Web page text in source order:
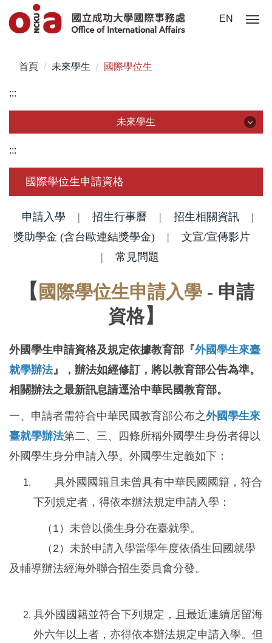
到
區
EN
首頁 未來學生 國際學位生
:::
未來學生
認識成大
僑港澳學位生
境外學生身份判定
雙聯學位生
短期交流
:::
國際學位生申請資格
申請入學 | 招生行事曆 | 招生相關資訊|
獎助學金 (含台歐連結獎學金)| 文宣/宣傳影片
| 常見問題
【 國際學位生申請入學- 申請
資格】
外國學生申請資格及規定依據教育部『外國學生來臺
就學辦法』，辦法如經修訂，將以教育部公告為準。
相關辦法之最新訊息請逕洽中華民國教育部。
一、申請者需符合中華民國教育部公布之外國學生來
臺就學辦法第二、三、四條所稱外國學生身份者得以
外國學生身分申請入學。外國學生定義如下：
具外國國籍且未曾具有中華民國國籍，符合
下列規定者，得依本辦法規定申請入學：
（1）未曾以僑生身分在臺就學。
（2）未於申請入學當學年度依僑生回國就學
及輔導辦法經海外聯合招生委員會分發。
具外國國籍並符合下列規定，且最近連續居留海
外六年以上者，亦得依本辦法規定申請入學。但